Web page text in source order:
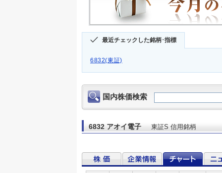
最近チェックした銘柄･指標
6832(東証)